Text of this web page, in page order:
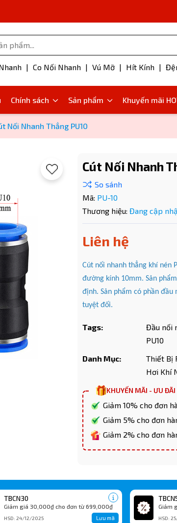
| Co Nối Nhanh | Vú Mỡ | Hít Kính |
Chính sách Sản phẩm Khuyến mãi
Nối Nhanh Thẳng PU10
Cút Nối Nhanh
Mã: PU-10
Thương hiệu: Đang cập
Liên hệ
Cút nối nhanh thẳng khí nén
đường kính 10mm. Sản
định. Sản phẩm có phần
tuyệt đối.
Tags: Đầu nối
PU10
Danh Mục:
Thiết Bị
Hơi Khí
KHUYẾN MÃI - ƯU ĐÃI
Giảm 10% cho đơn
Giảm 5% cho đơn
Giảm 2% cho đơn
TBCN30
Giảm giá 30,000₫ cho đơn từ 699,000₫
HSD: 24/12/2025 Lưu mã
Giảm
HSD:
Mã giảm giá:
Điều kiện:
Copy mã và nhập mã ở trang bạn nhé!